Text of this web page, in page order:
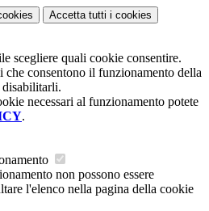
Accetta tutti i cookies
scegliere quali cookie consentire.
che consentono il funzionamento della
disabilitarli.
necessari al funzionamento potete
.
non possono essere
l'elenco nella pagina della cookie